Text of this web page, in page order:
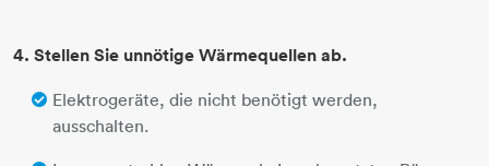
4. Stellen Sie unnötige Wärmequellen ab.
Elektrogeräte, die nicht benötigt werden,
ausschalten.